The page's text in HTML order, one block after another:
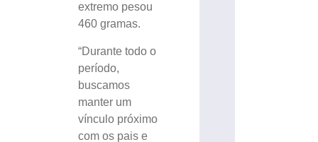
extremo pesou
460 gramas.
“Durante todo o
período,
buscamos
manter um
vínculo próximo
com os pais e